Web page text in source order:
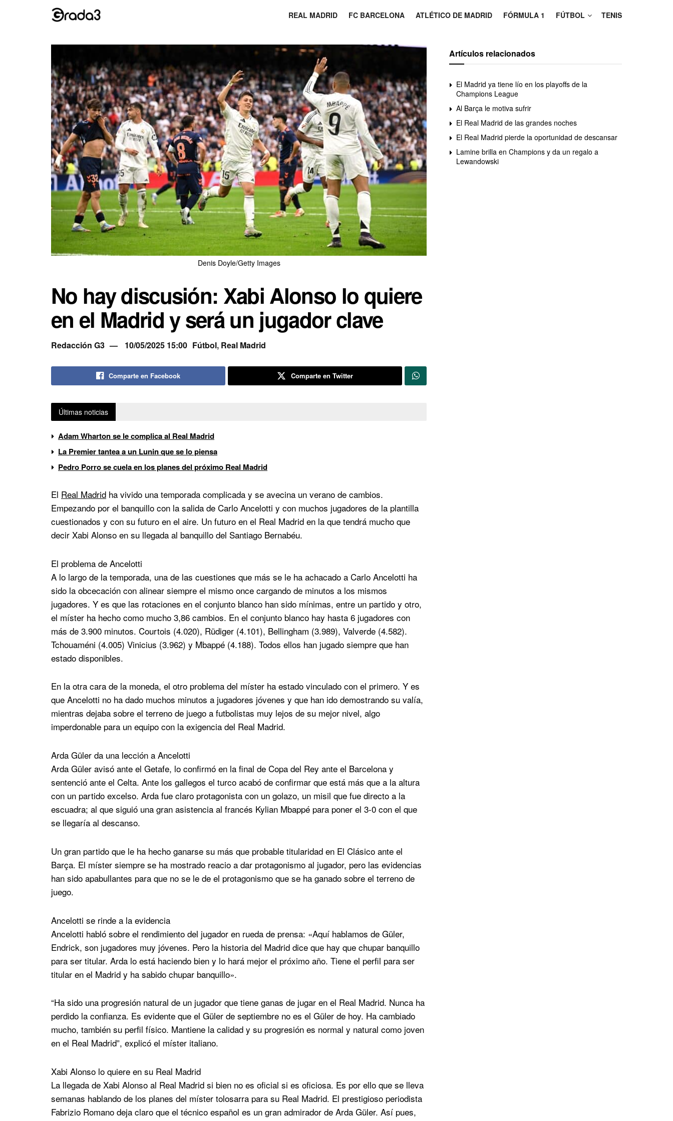
REAL MADRID FC BARCELONA ATLÉTICO DE MADRID FÓRMULA 1 FÚTBOL TENIS
Denis Doyle/Getty Images
No hay discusión: Xabi Alonso lo quiere
en el Madrid y será un jugador clave
Redacción G3 10/05/2025 15:00 Fútbol, Real Madrid
Comparte en Facebook Comparte en Twitter
Últimas noticias
Adam Wharton se le complica al Real Madrid
La Premier tantea a un Lunin que se lo piensa
Pedro Porro se cuela en los planes del próximo Real Madrid
El Real Madrid ha vivido una temporada complicada y se avecina un verano de cambios.
Empezando por el banquillo con la salida de Carlo Ancelotti y con muchos jugadores de la plantilla
cuestionados y con su futuro en el aire. Un futuro en el Real Madrid en la que tendrá mucho que
decir Xabi Alonso en su llegada al banquillo del Santiago Bernabéu.
El problema de Ancelotti
A lo largo de la temporada, una de las cuestiones que más se le ha achacado a Carlo Ancelotti ha
sido la obcecación con alinear siempre el mismo once cargando de minutos a los mismos
jugadores. Y es que las rotaciones en el conjunto blanco han sido mínimas, entre un partido y otro,
el míster ha hecho como mucho 3,86 cambios. En el conjunto blanco hay hasta 6 jugadores con
más de 3.900 minutos. Courtois (4.020), Rüdiger (4.101), Bellingham (3.989), Valverde (4.582).
Tchouaméni (4.005) Vinicius (3.962) y Mbappé (4.188). Todos ellos han jugado siempre que han
estado disponibles.
En la otra cara de la moneda, el otro problema del míster ha estado vinculado con el primero. Y es
que Ancelotti no ha dado muchos minutos a jugadores jóvenes y que han ido demostrando su valía,
mientras dejaba sobre el terreno de juego a futbolistas muy lejos de su mejor nivel, algo
imperdonable para un equipo con la exigencia del Real Madrid.
Arda Güler da una lección a Ancelotti
Arda Güler avisó ante el Getafe, lo confirmó en la final de Copa del Rey ante el Barcelona y
sentenció ante el Celta. Ante los gallegos el turco acabó de confirmar que está más que a la altura
con un partido excelso. Arda fue claro protagonista con un golazo, un misil que fue directo a la
escuadra; al que siguió una gran asistencia al francés Kylian Mbappé para poner el 3-0 con el que
se llegaría al descanso.
Un gran partido que le ha hecho ganarse su más que probable titularidad en El Clásico ante el
Barça. El míster siempre se ha mostrado reacio a dar protagonismo al jugador, pero las evidencias
han sido apabullantes para que no se le de el protagonismo que se ha ganado sobre el terreno de
juego.
Ancelotti se rinde a la evidencia
Ancelotti habló sobre el rendimiento del jugador en rueda de prensa: «Aquí hablamos de Güler,
Endrick, son jugadores muy jóvenes. Pero la historia del Madrid dice que hay que chupar banquillo
para ser titular. Arda lo está haciendo bien y lo hará mejor el próximo año. Tiene el perfil para ser
titular en el Madrid y ha sabido chupar banquillo».
“Ha sido una progresión natural de un jugador que tiene ganas de jugar en el Real Madrid. Nunca ha
perdido la confianza. Es evidente que el Güler de septiembre no es el Güler de hoy. Ha cambiado
mucho, también su perfil físico. Mantiene la calidad y su progresión es normal y natural como joven
en el Real Madrid”, explicó el míster italiano.
Xabi Alonso lo quiere en su Real Madrid
La llegada de Xabi Alonso al Real Madrid si bien no es oficial si es oficiosa. Es por ello que se lleva
semanas hablando de los planes del míster tolosarra para su Real Madrid. El prestigioso periodista
Fabrizio Romano deja claro que el técnico español es un gran admirador de Arda Güler. Así pues,
Artículos relacionados
El Madrid ya tiene lío en los playoffs de la
Champions League
Al Barça le motiva sufrir
El Real Madrid de las grandes noches
El Real Madrid pierde la oportunidad de descansar
Lamine brilla en Champions y da un regalo a
Lewandowski